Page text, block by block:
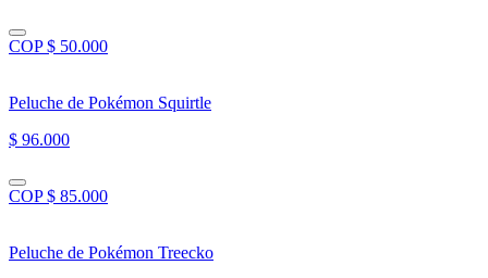
COP $ 50.000
Peluche de Pokémon Squirtle
$ 96.000
COP $ 85.000
Peluche de Pokémon Treecko